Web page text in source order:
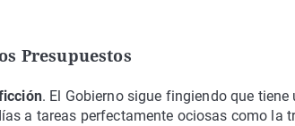
Presupuestos
. El Gobierno sigue fingiendo que tiene
a tareas perfectamente ociosas como la